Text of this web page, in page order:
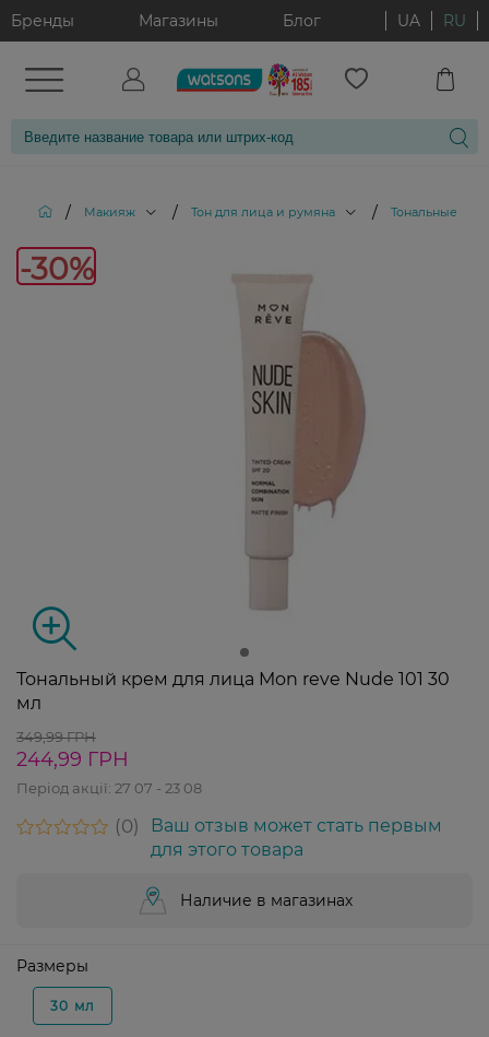
Бренды Магазины Блог UA RU
/ Макияж / Тон для лица и румяна / Тональные
-30%
Тональный крем для лица Mon reve Nude 101 30
мл
349,99 ГРН
244,99 ГРН
Період акції: 27 07 - 23 08
0
Ваш отзыв может стать первым
для этого товара
Наличие в магазинах
Размеры
30 мл